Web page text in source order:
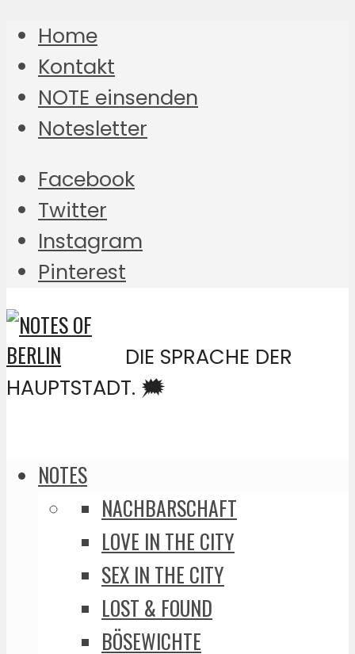
Home
Kontakt
NOTE einsenden
Notesletter
Facebook
Twitter
Instagram
Pinterest
DIE SPRACHE DER
HAUPTSTADT. 🗯️
NOTES
NACHBARSCHAFT
LOVE IN THE CITY
SEX IN THE CITY
LOST & FOUND
BÖSEWICHTE